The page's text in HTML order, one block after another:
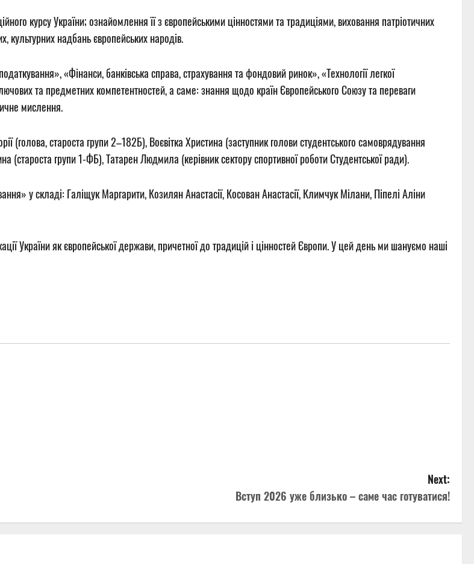
курсу України; ознайомлення її з європейськими цінностями та традиціями, виховання патріотичних
культурних надбань європейських народів.
«Фінанси, банківська справа, страхування та фондовий ринок», «Технології легкої
та предметних компетентностей, а саме: знання щодо країн Європейського Союзу та переваги
мислення.
(голова, староста групи 2–182Б), Воєвітка Христина (заступник голови студентського самоврядування
(староста групи 1-ФБ), Татарен Людмила (керівник сектору спортивної роботи Студентської ради).
у складі: Галіщук Маргарити, Козилян Анастасії, Косован Анастасії, Климчук Мілани, Піпелі Аліни
України як європейської держави, причетної до традицій і цінностей Європи. У цей день ми шануємо наші
Next:
Вступ 2026 уже близько – саме час готуватися!